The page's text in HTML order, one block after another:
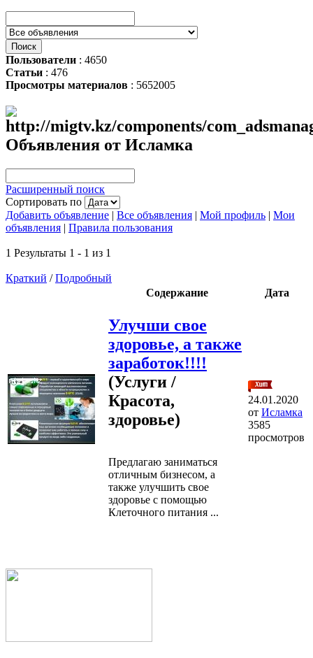
Пользователи : 4650
Статьи : 476
Просмотры материалов : 5652005
Объявления от Исламка
Расширенный поиск
Сортировать по
Добавить объявление | Все объявления | Мой профиль | Мои
объявления | Правила пользования
1 Результаты 1 - 1 из 1
Краткий /Подробный
Содержание
Дата
Улучши свое
здоровье, а также
заработок!!!!
(Услуги /
Красота,
здоровье)
Предлагаю заниматься
отличным бизнесом, а
также улучшить свое
здоровье с помощью
Клеточного питания ...
24.01.2020
от Исламка
3585
просмотров